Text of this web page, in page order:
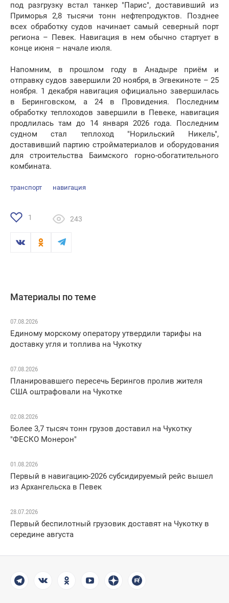
под разгрузку встал танкер "Парис", доставивший из
Приморья 2,8 тысячи тонн нефтепродуктов. Позднее
всех обработку судов начинает самый северный порт
региона – Певек. Навигация в нем обычно стартует в
конце июня – начале июля.
Напомним, в прошлом году в Анадыре приём и
отправку судов завершили 20 ноября, в Эгвекиноте – 25
ноября. 1 декабря навигация официально завершилась
в Беринговском, а 24 в Провидения. Последним
обработку теплоходов завершили в Певеке, навигация
продлилась там до 14 января 2026 года. Последним
судном стал теплоход "Норильский Никель",
доставивший партию стройматериалов и оборудования
для строительства Баимского горно-обогатительного
комбината.
транспорт навигация
1 243
Материалы по теме
07.08.2026
Единому морскому оператору утвердили тарифы на
доставку угля и топлива на Чукотку
07.08.2026
Планировавшего пересечь Берингов пролив жителя
США оштрафовали на Чукотке
02.08.2026
Более 3,7 тысяч тонн грузов доставил на Чукотку
"ФЕСКО Монерон"
01.08.2026
Первый в навигацию-2026 субсидируемый рейс вышел
из Архангельска в Певек
28.07.2026
Первый беспилотный грузовик доставят на Чукотку в
середине августа